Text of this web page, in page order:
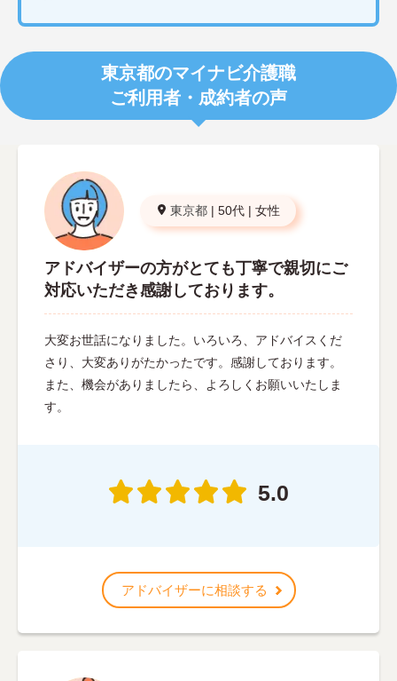
東京都のマイナビ介護職
ご利用者・成約者の声
東京都 | 50代 | 女性
アドバイザーの方がとても丁寧で親切にご
対応いただき感謝しております。
大変お世話になりました。いろいろ、アドバイスくだ
さり、大変ありがたかったです。感謝しております。
また、機会がありましたら、よろしくお願いいたしま
す。
5.0
アドバイザーに相談する